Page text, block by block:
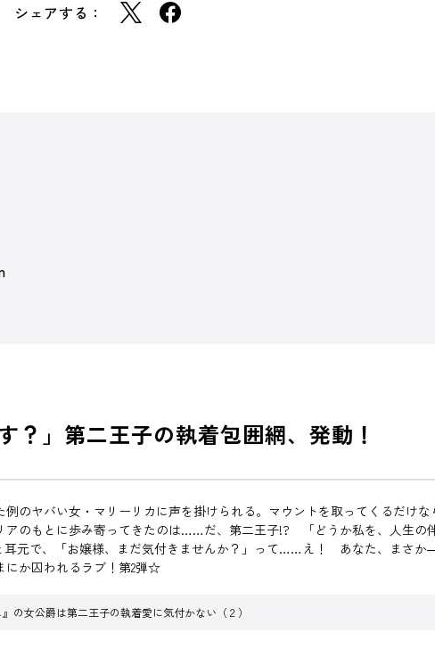
シェアする：
？」第二王子の執着包囲網、発動！
のヤバい女・マリーリカに声を掛けられる。マウントを取ってくるだけ
のもとに歩み寄ってきたのは……だ、第二王子!? 「どうか私を、人生の
元で、「お嬢様、まだ気付きませんか？」って……え！ あなた、まさ
にか囚われるラブ！第2弾☆
』の女公爵は第二王子の執着愛に気付かない（２）